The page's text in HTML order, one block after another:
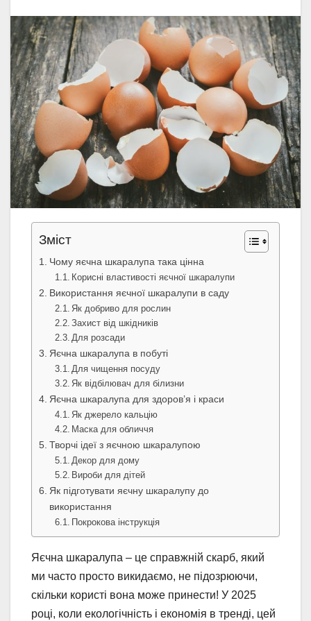
Зміст
Чому яєчна шкаралупа така цінна
Корисні властивості яєчної шкаралупи
Використання яєчної шкаралупи в саду
Як добриво для рослин
Захист від шкідників
Для розсади
Яєчна шкаралупа в побуті
Для чищення посуду
Як відбілювач для білизни
Яєчна шкаралупа для здоров’я і краси
Як джерело кальцію
Маска для обличчя
Творчі ідеї з яєчною шкаралупою
Декор для дому
Вироби для дітей
Як підготувати яєчну шкаралупу до
використання
Покрокова інструкція
Яєчна шкаралупа – це справжній скарб, який
ми часто просто викидаємо, не підозрюючи,
скільки користі вона може принести! У 2025
році, коли екологічність і економія в тренді, цей